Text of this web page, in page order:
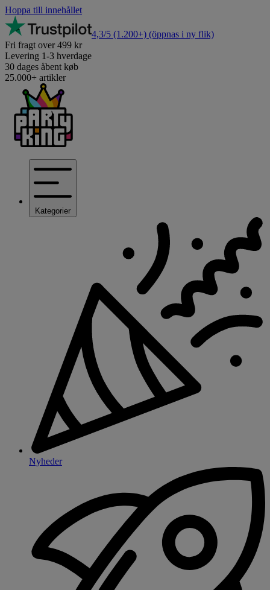
Hoppa till innehållet
4,3/5 (1.200+) (öppnas i ny flik)
Fri fragt over 499 kr
Levering 1-3 hverdage
30 dages åbent køb
25.000+ artikler
Kategorier
Nyheder